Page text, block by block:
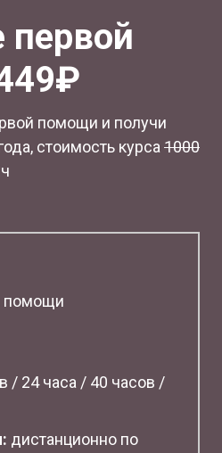
первой
помощи и получи
стоимость курса1000
помощи
/ 24 часа / 40 часов /
дистанционно по